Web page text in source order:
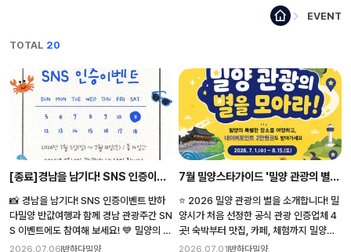
EVENT
TOTAL 20
[종료]경남을 남기다! SNS 인증이벤
트
📸 경남을 남기다! SNS 인증이벤트 반하
다밀양 반값여행과 함께 경남 관광주간 SN
S 이벤트에도 참여해 보세요! 💙 밀양의 아
름다운 풍경과 여행의 즐거움을 사진으로
2026.07.06 반하다밀양
7월 밀양스타가이드 '밀양 관광의 별을
모아라' 이벤트
⭐ 2026 밀양 관광의 별을 소개합니다! 밀
양시가 처음 선정한 공식 관광 인증업체 4
곳! 숙박부터 맛집, 카페, 체험까지 밀양을
대표하는 특별한 여행지를 만나보세요. 🏨
2026.07.01 반하다밀양